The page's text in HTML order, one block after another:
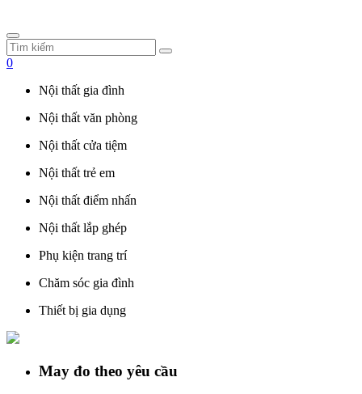
0
Nội thất gia đình
Nội thất văn phòng
Nội thất cửa tiệm
Nội thất trẻ em
Nội thất điểm nhấn
Nội thất lắp ghép
Phụ kiện trang trí
Chăm sóc gia đình
Thiết bị gia dụng
May đo theo yêu cầu